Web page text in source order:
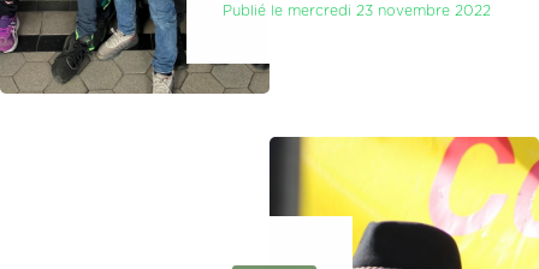
Publié le mercredi 23 novembre 2022